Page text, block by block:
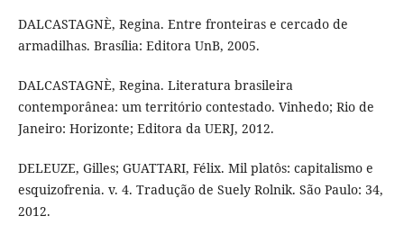
DALCASTAGNÈ, Regina. Entre fronteiras e cercado de
armadilhas. Brasília: Editora UnB, 2005.
DALCASTAGNÈ, Regina. Literatura brasileira
contemporânea: um território contestado. Vinhedo; Rio de
Janeiro: Horizonte; Editora da UERJ, 2012.
DELEUZE, Gilles; GUATTARI, Félix. Mil platôs: capitalismo e
esquizofrenia. v. 4. Tradução de Suely Rolnik. São Paulo: 34,
2012.